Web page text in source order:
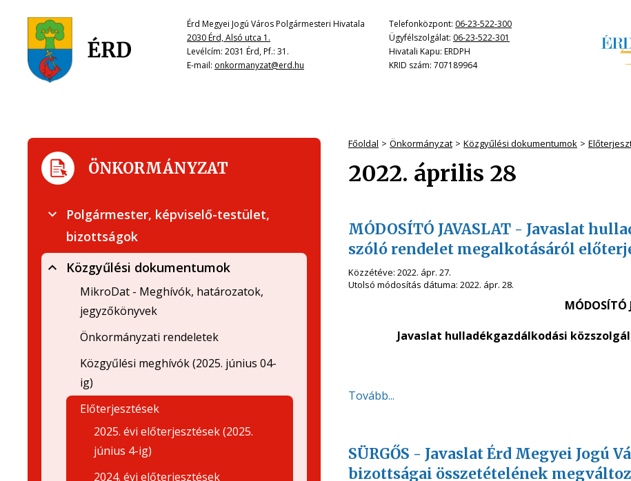
Érd Megyei Jogú Város Polgármesteri Hivatala
2030 Érd, Alsó utca 1.
Levélcím: 2031 Érd, Pf.: 31.
E-mail: onkormanyzat@erd.hu
Telefonközpont: 06-23-522-300
Ügyfélszolgálat: 06-23-522-301
Hivatali Kapu: ERDPH
KRID szám: 707189964
Főoldal Önkormányzat Közgyűlési dokumentumok
2022. április 28
MÓDOSÍTÓ JAVASLAT - Javaslat
szóló rendelet megalkotásáról
Közzétéve: 2022. ápr. 27.
Utolsó módosítás dátuma: 2022. ápr. 28.
MÓDOSÍTÓ
Javaslat hulladékgazdálkodási
Tovább...
SÜRGŐS - Javaslat Érd Megyei Jogú
bizottságai összetételének
ÖNKORMÁNYZAT
Polgármester, képviselő-testület,
bizottságok
Közgyűlési dokumentumok
MikroDat - Meghívók, határozatok,
jegyzőkönyvek
Önkormányzati rendeletek
Közgyűlési meghívók (2025. június 04-
ig)
Előterjesztések
2025. évi előterjesztések (2025.
június 4-ig)
2024. évi előterjesztések